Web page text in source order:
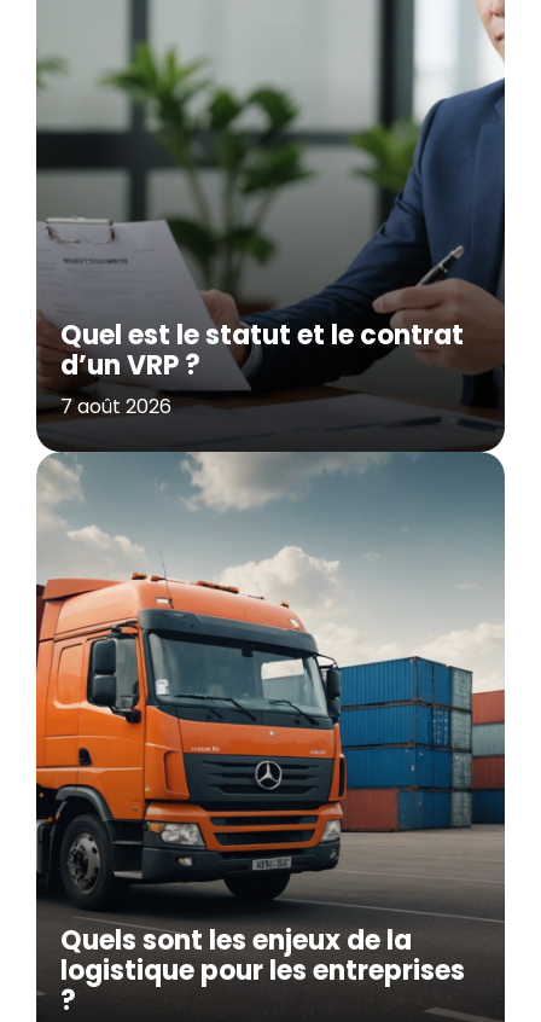
Quel est le statut et le contrat
d’un VRP ?
7 août 2026
Quels sont les enjeux de la
logistique pour les entreprises
?